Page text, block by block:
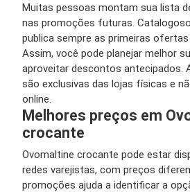
Muitas pessoas montam sua lista
nas promoções futuras.
publica sempre as primeiras ofertas
Assim, você pode planejar melhor
aproveitar descontos antecipados.
são exclusivas das lojas físicas e
online.
Melhores preços em
crocante
Ovomaltine crocante pode estar
redes varejistas, com preços
promoções ajuda a identificar a